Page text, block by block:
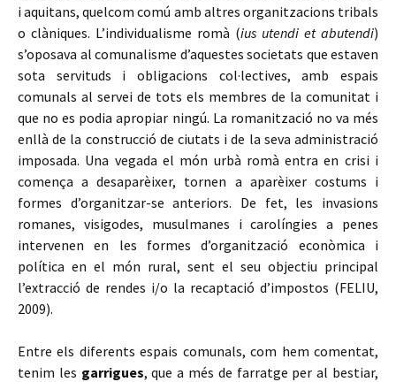
i aquitans, quelcom comú amb altres organitzacions tribals
o clàniques. L’individualisme romà (ius utendi et abutendi)
s’oposava al comunalisme d’aquestes societats que estaven
sota servituds i obligacions col·lectives, amb espais
comunals al servei de tots els membres de la comunitat i
que no es podia apropiar ningú. La romanització no va més
enllà de la construcció de ciutats i de la seva administració
imposada. Una vegada el món urbà romà entra en crisi i
comença a desaparèixer, tornen a aparèixer costums i
formes d’organitzar-se anteriors. De fet, les invasions
romanes, visigodes, musulmanes i carolíngies a penes
intervenen en les formes d’organització econòmica i
política en el món rural, sent el seu objectiu principal
l’extracció de rendes i/o la recaptació d’impostos (FELIU,
2009).
Entre els diferents espais comunals, com hem comentat,
tenim les garrigues, que a més de farratge per al bestiar,